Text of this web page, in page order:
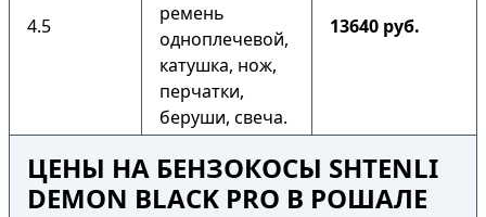
4.5
ремень
одноплечевой,
катушка, нож,
перчатки,
беруши, свеча.
13640 руб.
ЦЕНЫ НА БЕНЗОКОСЫ SHTENLI
DEMON BLACK PRO В РОШАЛЕ